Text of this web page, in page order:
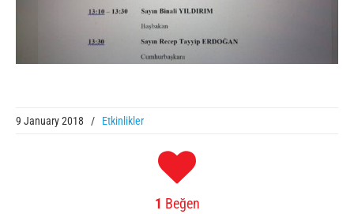
9 January 2018 / Etkinlikler
1 Beğen